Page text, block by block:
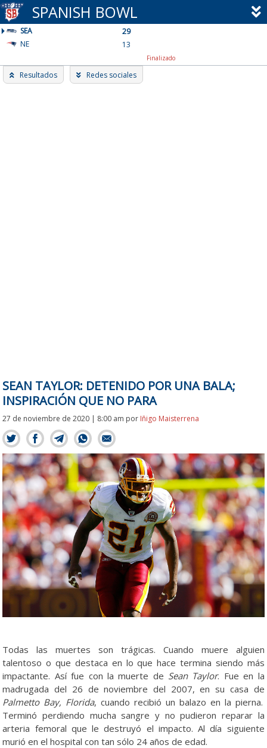
Skip
to
content
SPANISH BOWL
SEA
29
NE
13
Finalizado
Resultados Redes sociales
SEAN TAYLOR: DETENIDO POR UNA BALA;
INSPIRACIÓN QUE NO PARA
27 de noviembre de 2020 | 8:00 am por Iñigo Maisterrena
Todas las muertes son trágicas. Cuando muere alguien
talentoso o que destaca en lo que hace termina siendo más
impactante. Así fue con la muerte de Sean Taylor. Fue en la
madrugada del 26 de noviembre del 2007, en su casa de
Palmetto Bay, Florida, cuando recibió un balazo en la pierna.
Terminó perdiendo mucha sangre y no pudieron reparar la
arteria femoral que le destruyó el impacto. Al día siguiente
murió en el hospital con tan sólo 24 años de edad.